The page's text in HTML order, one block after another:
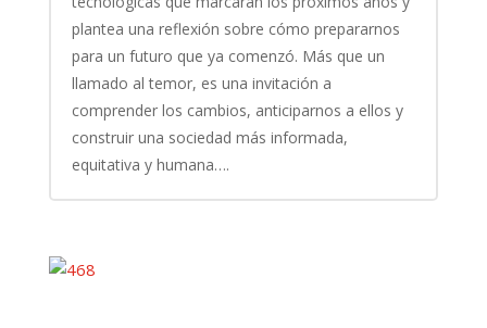
plantea una reflexión sobre cómo prepararnos
para un futuro que ya comenzó. Más que un
llamado al temor, es una invitación a
comprender los cambios, anticiparnos a ellos y
construir una sociedad más informada,
equitativa y humana….